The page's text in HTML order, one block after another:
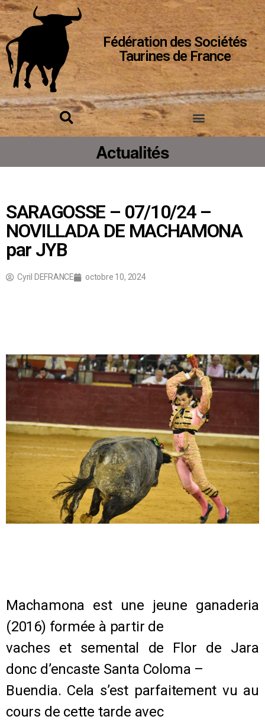
Fédération des Sociétés
Taurines de France
Actualités
SARAGOSSE – 07/10/24 –
NOVILLADA DE MACHAMONA
par JYB
Cyril DEFRANCE octobre 10, 2024
Machamona est une jeune ganaderia
(2016) formée à partir de
vaches et semental de Flor de Jara
donc d’encaste Santa Coloma –
Buendia. Cela s’est parfaitement vu au
cours de cette tarde avec